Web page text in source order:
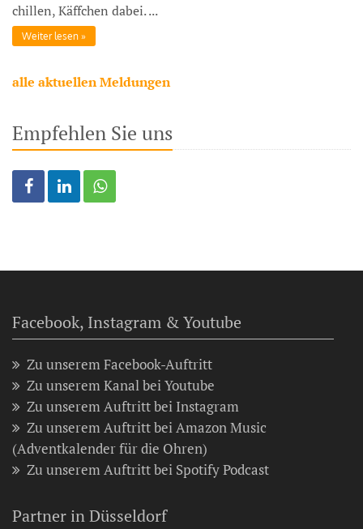
chillen, Käffchen dabei. ...
Weiter lesen
alle aktuellen Meldungen
Empfehlen Sie uns
Facebook, Instagram & Youtube
Zu unserem Facebook-Auftritt
Zu unserem Kanal bei Youtube
Zu unserem Auftritt bei Instagram
Zu unserem Auftritt bei Amazon Music
(Adventkalender für die Ohren)
Zu unserem Auftritt bei Spotify Podcast
Partner in Düsseldorf